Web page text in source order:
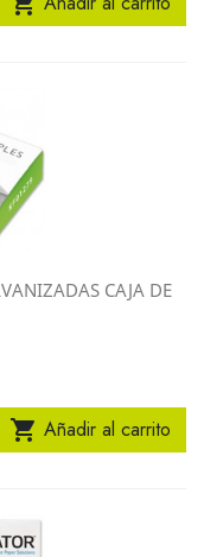
CAJA DE
 Añadir al carrito